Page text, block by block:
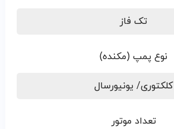
تک فاز
نوع پمپ (مکنده)
کلکتوری/ یونیورسال
تعداد موتور